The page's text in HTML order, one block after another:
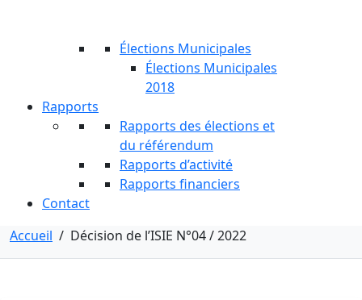
Élections Municipales
Élections Municipales
2018
Rapports
Rapports des élections et
du référendum
Rapports d’activité
Rapports financiers
Contact
Accueil / Décision de l’ISIE N°04 / 2022